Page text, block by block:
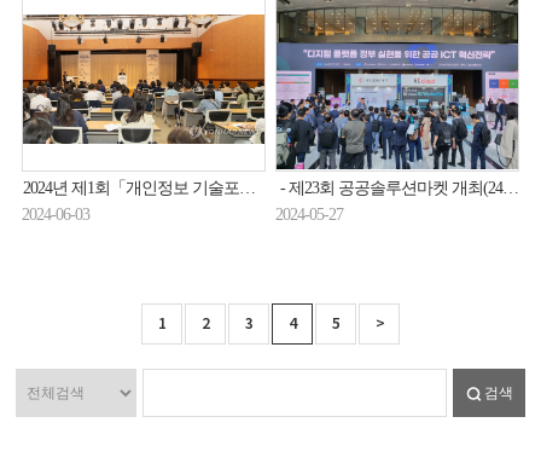
2024년 제1회「개인정보 기술포럼 」세미나 개최 (24.5.30.)
2024-06-03
- 제23회 공공솔루션마켓 개최(24.5.24.)
2024-05-27
1 2 3 4 5 >
검색